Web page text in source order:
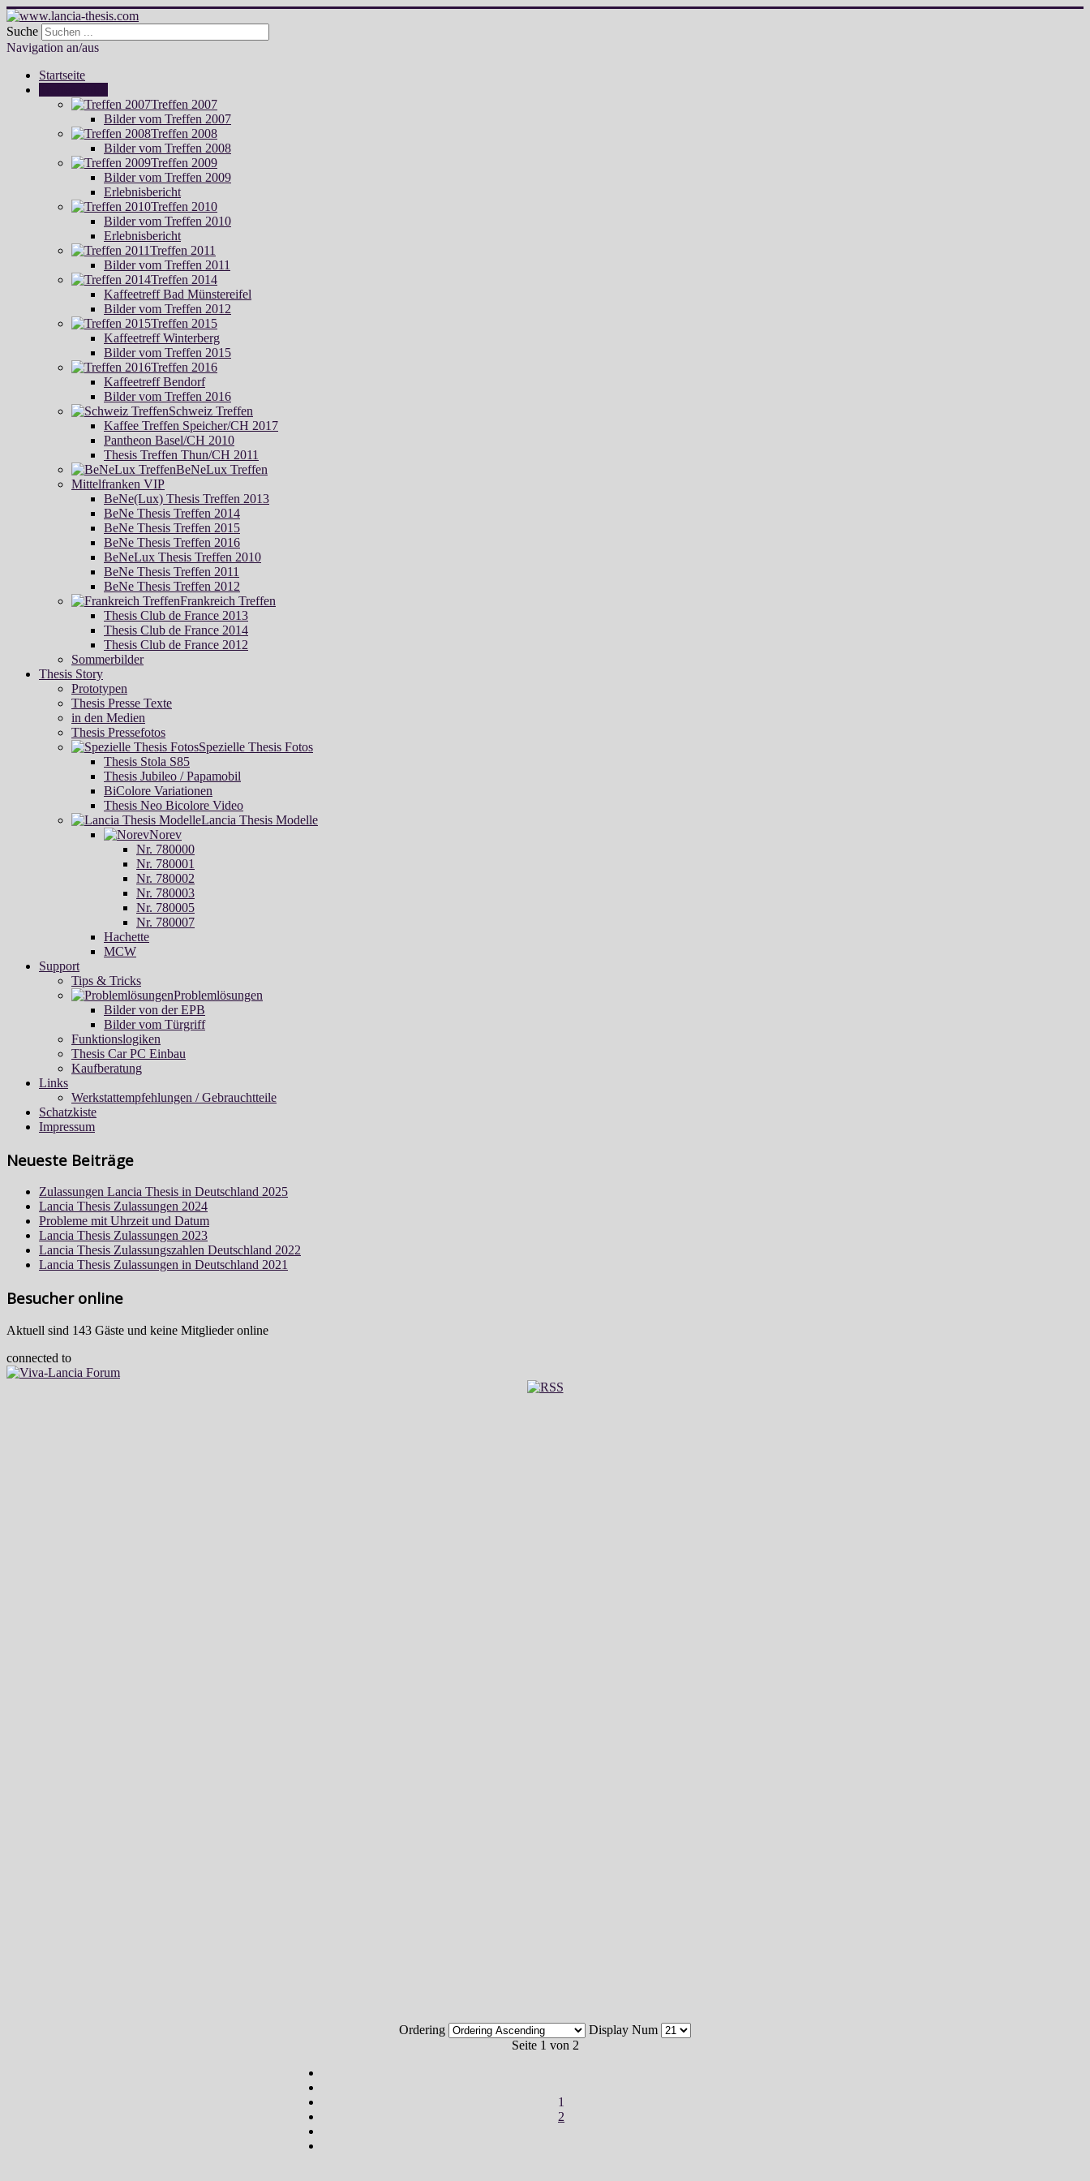
Suche
Navigation an/aus
Startseite
Treffen 2007
Bilder vom Treffen 2007
Treffen 2008
Bilder vom Treffen 2008
Treffen 2009
Bilder vom Treffen 2009
Erlebnisbericht
Treffen 2010
Bilder vom Treffen 2010
Erlebnisbericht
Treffen 2011
Bilder vom Treffen 2011
Treffen 2014
Kaffeetreff Bad Münstereifel
Bilder vom Treffen 2012
Treffen 2015
Kaffeetreff Winterberg
Bilder vom Treffen 2015
Treffen 2016
Kaffeetreff Bendorf
Bilder vom Treffen 2016
Schweiz Treffen
Kaffee Treffen Speicher/CH 2017
Pantheon Basel/CH 2010
Thesis Treffen Thun/CH 2011
BeNeLux Treffen
Mittelfranken VIP
BeNe(Lux) Thesis Treffen 2013
BeNe Thesis Treffen 2014
BeNe Thesis Treffen 2015
BeNe Thesis Treffen 2016
BeNeLux Thesis Treffen 2010
BeNe Thesis Treffen 2011
BeNe Thesis Treffen 2012
Frankreich Treffen
Thesis Club de France 2013
Thesis Club de France 2014
Thesis Club de France 2012
Sommerbilder
Thesis Story
Prototypen
Thesis Presse Texte
in den Medien
Thesis Pressefotos
Spezielle Thesis Fotos
Thesis Stola S85
Thesis Jubileo / Papamobil
BiColore Variationen
Thesis Neo Bicolore Video
Lancia Thesis Modelle
Norev
Nr. 780000
Nr. 780001
Nr. 780002
Nr. 780003
Nr. 780005
Nr. 780007
Hachette
MCW
Support
Tips & Tricks
Problemlösungen
Bilder von der EPB
Bilder vom Türgriff
Funktionslogiken
Thesis Car PC Einbau
Kaufberatung
Links
Werkstattempfehlungen / Gebrauchtteile
Schatzkiste
Impressum
Neueste Beiträge
Zulassungen Lancia Thesis in Deutschland 2025
Lancia Thesis Zulassungen 2024
Probleme mit Uhrzeit und Datum
Lancia Thesis Zulassungen 2023
Lancia Thesis Zulassungszahlen Deutschland 2022
Lancia Thesis Zulassungen in Deutschland 2021
Besucher online
Aktuell sind 143 Gäste und keine Mitglieder online
connected to
Ordering
Display Num
Seite 1 von 2
1
2